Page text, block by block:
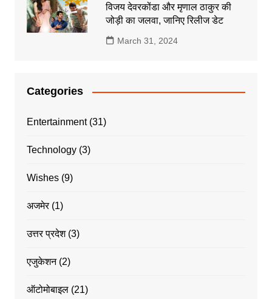
विजय देवरकोंडा और मृणाल ठाकुर की
जोड़ी का जलवा, जानिए रिलीज डेट
March 31, 2024
Categories
Entertainment(31)
Technology(3)
Wishes(9)
अजमेर(1)
उत्तर प्रदेश(3)
एजुकेशन(2)
ऑटोमोबाइल(21)